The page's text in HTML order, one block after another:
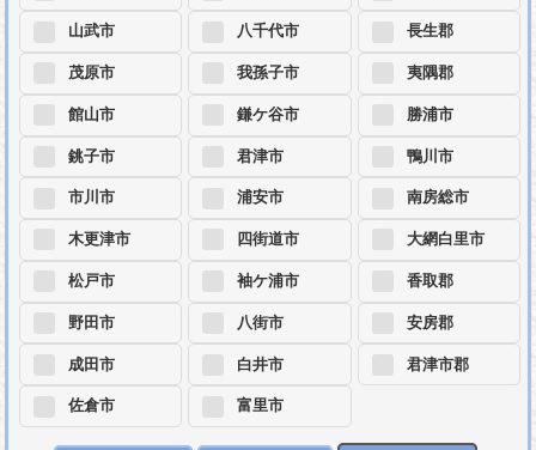
山武市
茂原市
館山市
銚子市
市川市
木更津市
松戸市
野田市
成田市
佐倉市
八千代市
我孫子市
鎌ケ谷市
君津市
浦安市
四街道市
袖ケ浦市
八街市
白井市
富里市
長生郡
夷隅郡
勝浦市
鴨川市
南房総市
大網白里市
香取郡
安房郡
君津市郡